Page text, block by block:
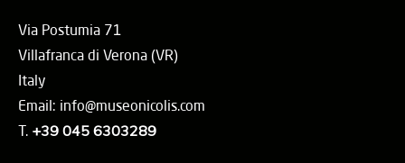
Via Postumia 71
Villafranca di Verona (VR)
Italy
Email: info@museonicolis.com
T. +39 045 6303289